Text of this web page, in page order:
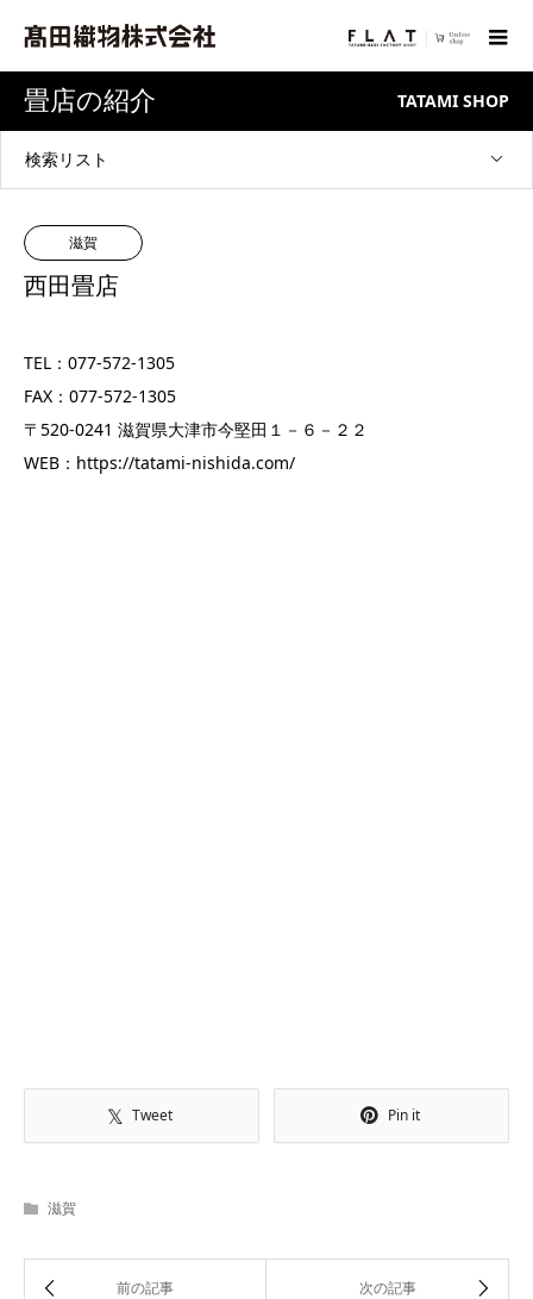
畳店の紹介 TATAMI SHOP
検索リスト
滋賀
西田畳店
TEL：077-572-1305
FAX：077-572-1305
〒520-0241 滋賀県大津市今堅田１－６－２２
WEB： https://tatami-nishida.com/
Tweet Pin it
滋賀